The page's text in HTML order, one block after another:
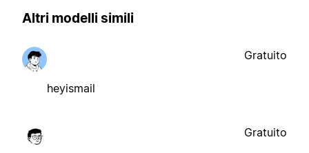
Altri modelli simili
heyismail
Gratuito
Gratuito